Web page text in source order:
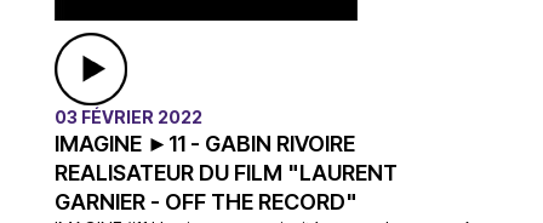
03 FÉVRIER 2022
IMAGINE ►11 - GABIN RIVOIRE
REALISATEUR DU FILM "LAURENT
GARNIER - OFF THE RECORD"